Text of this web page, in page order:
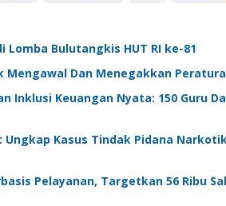
Lomba Bulutangkis HUT RI ke-81
Dan Menegakkan
Inklusi Keuangan Nyata: 150 Guru
Kasus Tindak Pidana
Pelayanan, Targetkan 56 Ribu